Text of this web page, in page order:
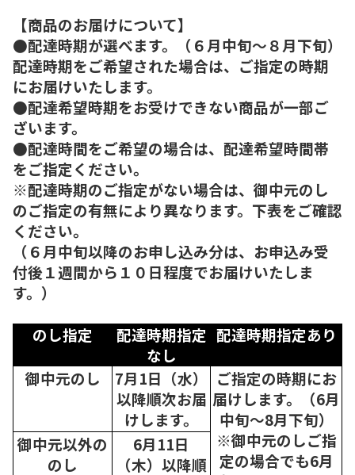
【商品のお届けについて】
●配達時期が選べます。（６月中旬～８月下旬）
配達時期をご希望された場合は、ご指定の時期
にお届けいたします。
●配達希望時期をお受けできない商品が一部ご
ざいます。
●配達時間をご希望の場合は、配達希望時間帯
をご指定ください。
※配達時期のご指定がない場合は、御中元のし
のご指定の有無により異なります。下表をご確認
ください。
（６月中旬以降のお申し込み分は、お申込み受
付後１週間から１０日程度でお届けいたしま
す。）
のし指定
配達時期指定
なし
配達時期指定あり
御中元のし
7月1日（水）
以降順次お届
けします。
ご指定の時期にお
届けします。（6月
中旬～8月下旬）
※御中元のしご指
定の場合でも6月
御中元以外の
のし
6月11日
（木）以降順